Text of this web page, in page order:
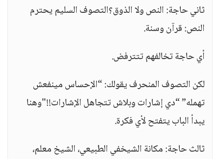
ثاني حاجة: النص ولا الذوق؟التصوف السليم يحترم
النص: قرآن وسنة.
أي حاجة تخالفهم تتترفض.
لكن التصوف المنحرف يقولك: “الإحساس مينفعش
تهمله” “دي إشارات وبلاش تتجاهل الإشارات!!"وهنا
يبدأ الباب يتفتح لأي فكرة.
ثالث حاجة: مكانة الشيخفي الطبيعي، الشيخ معلم،